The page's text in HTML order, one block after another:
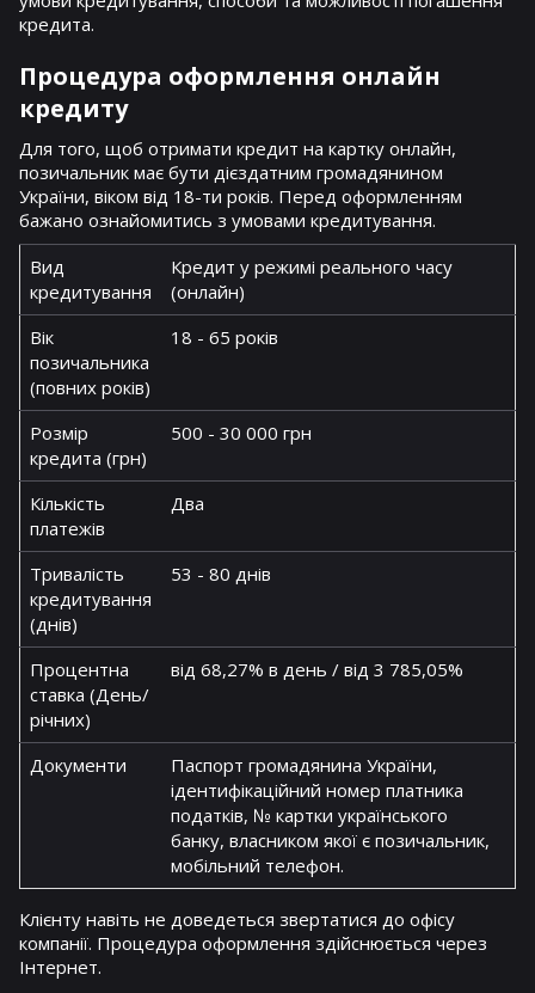
кредита.
Процедура оформлення онлайн
кредиту
Для того, щоб отримати кредит на картку онлайн,
позичальник має бути дієздатним громадянином
України, віком від 18-ти років. Перед оформленням
бажано ознайомитись з умовами кредитування.
Вид
кредитування
Кредит у режимі реального часу
(онлайн)
Вік
позичальника
(повних років)
18 - 65 років
Розмір
кредита (грн)
500 - 30 000 грн
Кількість
платежів
Два
Тривалість
кредитування
(днів)
53 - 80 днів
Процентна
ставка (День/
річних)
від 68,27% в день / від 3 785,05%
Документи
Паспорт громадянина України,
ідентифікаційний номер платника
податків, № картки українського
банку, власником якої є позичальник,
мобільний телефон.
Клієнту навіть не доведеться звертатися до офісу
компанії. Процедура оформлення здійснюється через
Інтернет.